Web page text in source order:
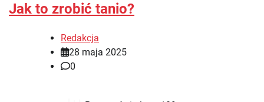
Jak to zrobić tanio?
Redakcja
28 maja 2025
0